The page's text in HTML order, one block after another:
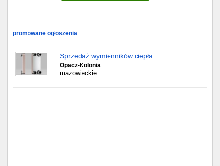
promowane ogłoszenia
Sprzedaż wymienników ciepła
Opacz-Kolonia
mazowieckie
Lublin
Bydgoszcz
Rzeszów